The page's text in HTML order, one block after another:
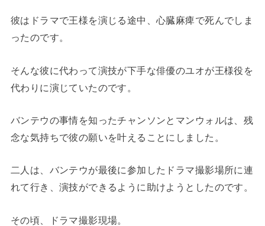
彼はドラマで王様を演じる途中、心臓麻痺で死んでしま
ったのです。
そんな彼に代わって演技が下手な俳優のユオが王様役を
代わりに演じていたのです。
バンテウの事情を知ったチャンソンとマンウォルは、残
念な気持ちで彼の願いを叶えることにしました。
二人は、バンテウが最後に参加したドラマ撮影場所に連
れて行き、演技ができるように助けようとしたのです。
その頃、ドラマ撮影現場。